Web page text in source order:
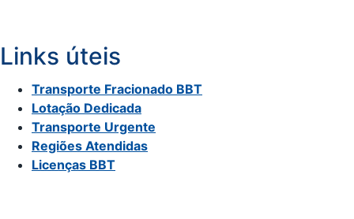
Links úteis
Transporte Fracionado BBT
Lotação Dedicada
Transporte Urgente
Regiões Atendidas
Licenças BBT